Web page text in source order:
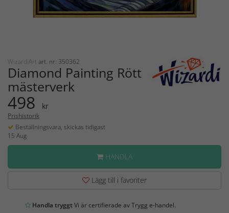
WizardiArt art. nr: 350362
Diamond Painting Rött
mästerverk
498 kr
Prishistorik
Beställningsvara, skickas tidigast
15 Aug
HANDLA
Lägg till i favoriter
Handla tryggtVi är certifierade av Trygg e-handel.